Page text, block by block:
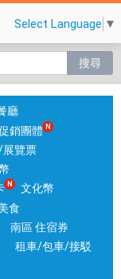
Select Language ▼
搜尋
廳
銷團體
展覽票
文化幣
食
南區 住宿券
租車/包車/接駁